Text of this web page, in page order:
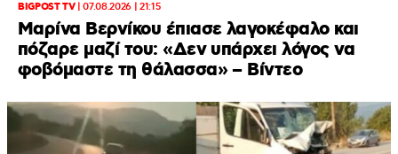
BIGPOST TV|07.08.2026 | 21:15
Μαρίνα Βερνίκου έπιασε λαγοκέφαλο και
πόζαρε μαζί του: «Δεν υπάρχει λόγος να
φοβόμαστε τη θάλασσα» – Βίντεο